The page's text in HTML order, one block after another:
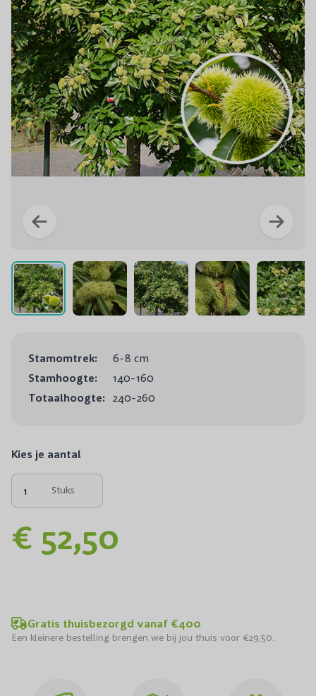
Stamomtrek:
6-8 cm
Stamhoogte:
140-160
Totaalhoogte: 240-260
Kies je aantal
Stuks
€ 52,50
Gratis thuisbezorgd vanaf €400
Een kleinere bestelling brengen we bij jou thuis voor €29,50.